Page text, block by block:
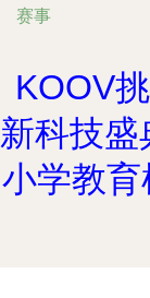
赛事
KOOV
新科技
小学教